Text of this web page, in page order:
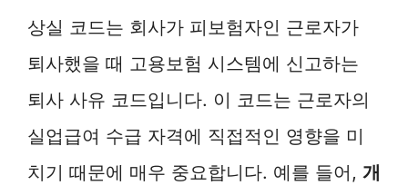
상실 코드는 회사가 피보험자인 근로자가
퇴사했을 때 고용보험 시스템에 신고하는
퇴사 사유 코드입니다. 이 코드는 근로자의
실업급여 수급 자격에 직접적인 영향을 미
치기 때문에 매우 중요합니다. 예를 들어, 개